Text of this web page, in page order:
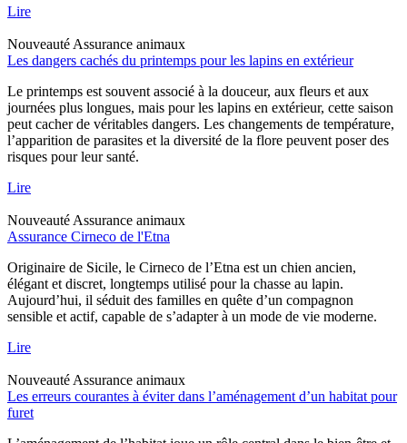
Lire
Nouveauté Assurance animaux
Les dangers cachés du printemps pour les lapins en extérieur
Le printemps est souvent associé à la douceur, aux fleurs et aux
journées plus longues, mais pour les lapins en extérieur, cette saison
peut cacher de véritables dangers. Les changements de température,
l’apparition de parasites et la diversité de la flore peuvent poser des
risques pour leur santé.
Lire
Nouveauté Assurance animaux
Assurance Cirneco de l'Etna
Originaire de Sicile, le Cirneco de l’Etna est un chien ancien,
élégant et discret, longtemps utilisé pour la chasse au lapin.
Aujourd’hui, il séduit des familles en quête d’un compagnon
sensible et actif, capable de s’adapter à un mode de vie moderne.
Lire
Nouveauté Assurance animaux
Les erreurs courantes à éviter dans l’aménagement d’un habitat pour
furet